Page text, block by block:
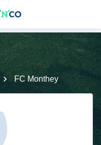
FC Monthey